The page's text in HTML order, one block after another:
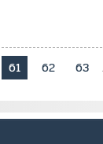
61 62 63